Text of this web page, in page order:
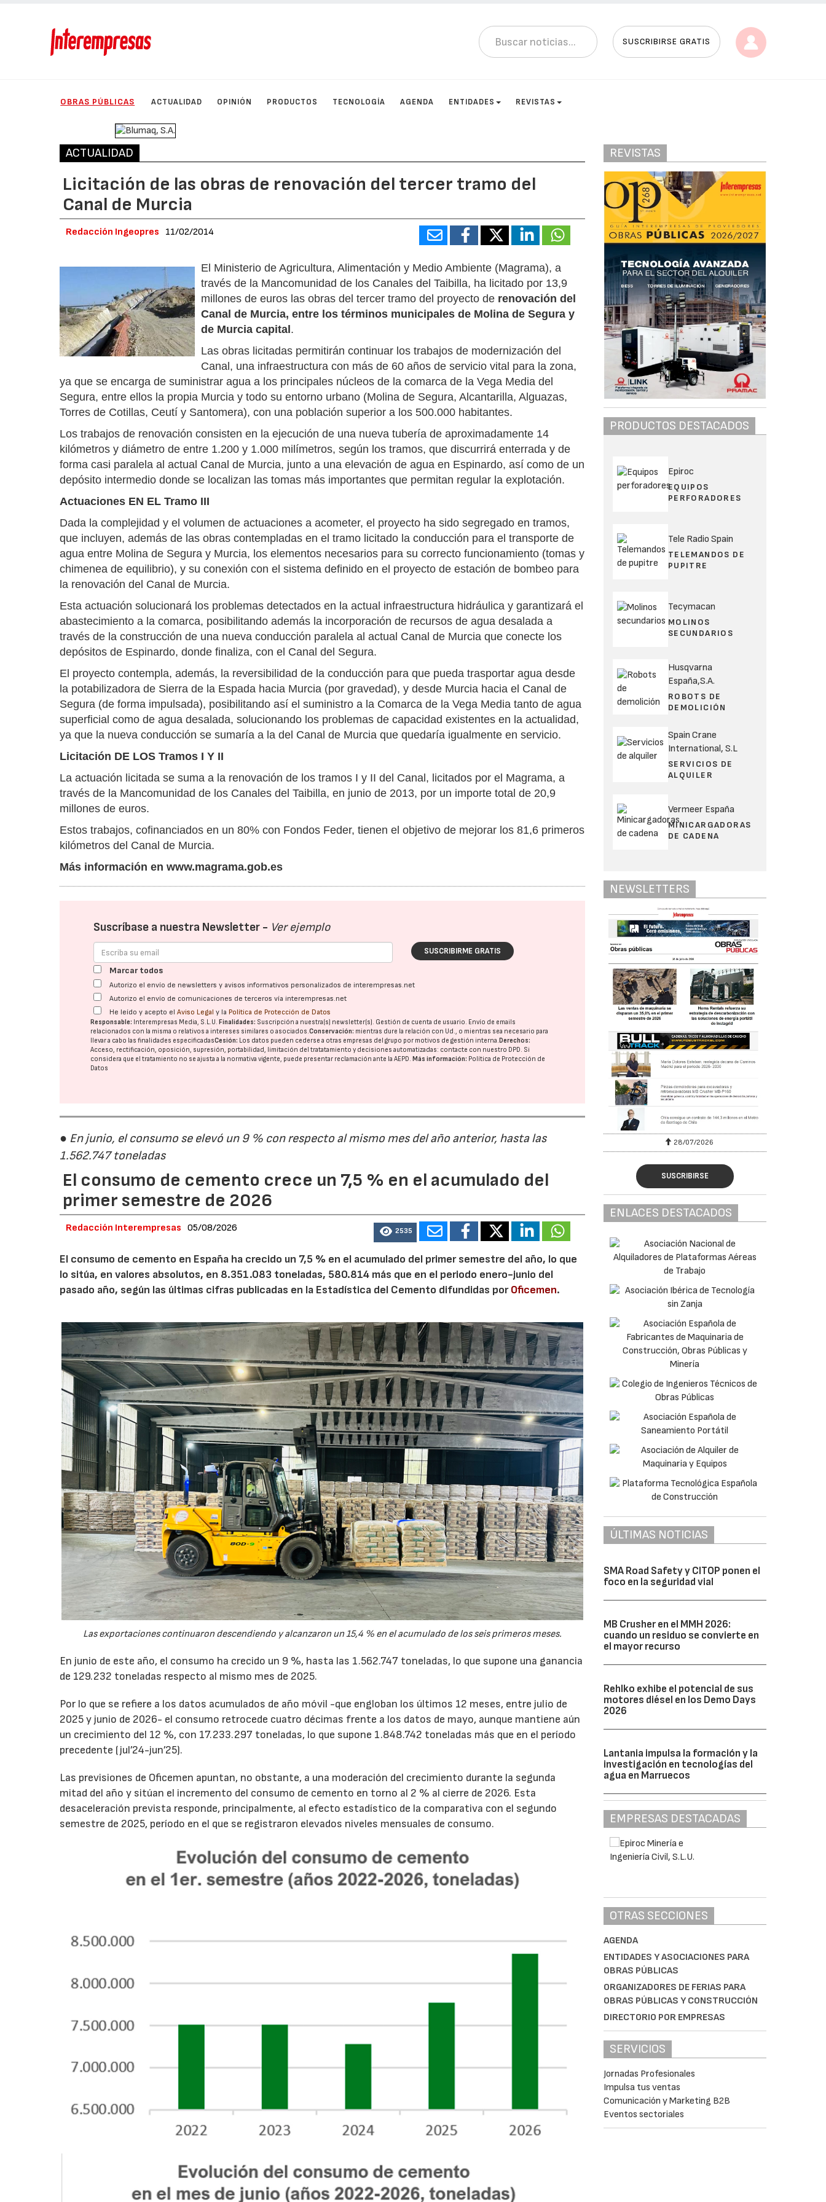
SUSCRIBIRSE GRATIS
OBRAS PÚBLICAS ACTUALIDAD OPINIÓN PRODUCTOS TECNOLOGÍA AGENDA ENTIDADES REVISTAS
ACTUALIDAD
Licitación de las obras de renovación del tercer tramo del
Canal de Murcia
Redacción Ingeopres 11/02/2014
El Ministerio de Agricultura, Alimentación y Medio Ambiente (Magrama), a
través de la Mancomunidad de los Canales del Taibilla, ha licitado por 13,9
millones de euros las obras del tercer tramo del proyecto de renovación del
Canal de Murcia, entre los términos municipales de Molina de Segura y
de Murcia capital .
Las obras licitadas permitirán continuar los trabajos de modernización del
Canal, una infraestructura con más de 60 años de servicio vital para la zona,
ya que se encarga de suministrar agua a los principales núcleos de la comarca de la Vega Media del
Segura, entre ellos la propia Murcia y todo su entorno urbano (Molina de Segura, Alcantarilla, Alguazas,
Torres de Cotillas, Ceutí y Santomera), con una población superior a los 500.000 habitantes.
Los trabajos de renovación consisten en la ejecución de una nueva tubería de aproximadamente 14
kilómetros y diámetro de entre 1.200 y 1.000 milímetros, según los tramos, que discurrirá enterrada y de
forma casi paralela al actual Canal de Murcia, junto a una elevación de agua en Espinardo, así como de un
depósito intermedio donde se localizan las tomas más importantes que permitan regular la explotación.
Actuaciones EN EL Tramo III
Dada la complejidad y el volumen de actuaciones a acometer, el proyecto ha sido segregado en tramos,
que incluyen, además de las obras contempladas en el tramo licitado la conducción para el transporte de
agua entre Molina de Segura y Murcia, los elementos necesarios para su correcto funcionamiento (tomas y
chimenea de equilibrio), y su conexión con el sistema definido en el proyecto de estación de bombeo para
la renovación del Canal de Murcia.
Esta actuación solucionará los problemas detectados en la actual infraestructura hidráulica y garantizará el
abastecimiento a la comarca, posibilitando además la incorporación de recursos de agua desalada a
través de la construcción de una nueva conducción paralela al actual Canal de Murcia que conecte los
depósitos de Espinardo, donde finaliza, con el Canal del Segura.
El proyecto contempla, además, la reversibilidad de la conducción para que pueda trasportar agua desde
la potabilizadora de Sierra de la Espada hacia Murcia (por gravedad), y desde Murcia hacia el Canal de
Segura (de forma impulsada), posibilitando así el suministro a la Comarca de la Vega Media tanto de agua
superficial como de agua desalada, solucionando los problemas de capacidad existentes en la actualidad,
ya que la nueva conducción se sumaría a la del Canal de Murcia que quedaría igualmente en servicio.
Licitación DE LOS Tramos I Y II
La actuación licitada se suma a la renovación de los tramos I y II del Canal, licitados por el Magrama, a
través de la Mancomunidad de los Canales del Taibilla, en junio de 2013, por un importe total de 20,9
millones de euros.
Estos trabajos, cofinanciados en un 80% con Fondos Feder, tienen el objetivo de mejorar los 81,6 primeros
kilómetros del Canal de Murcia.
Más información enwww.magrama.gob.es
Suscríbase a nuestra Newsletter - Ver ejemplo
SUSCRIBIRME GRATIS
Marcar todos
Autorizo el envío de newsletters y avisos informativos personalizados de interempresas.net
Autorizo el envío de comunicaciones de terceros vía interempresas.net
He leído y acepto elAviso Legal y la Política de Protección de Datos
Responsable: Interempresas Media, S.L.U. Finalidades: Suscripción a nuestra(s) newsletter(s). Gestión de cuenta de usuario. Envío de emails
relacionados con la misma o relativos a intereses similares o asociados.Conservación: mientras dure la relación con Ud., o mientras sea necesario para
llevar a cabo las finalidades especificadasCesión: Los datos pueden cederse a otras empresas del grupo por motivos de gestión interna. Derechos:
Acceso, rectificación, oposición, supresión, portabilidad, limitación del tratatamiento y decisiones automatizadas: contacte con nuestro DPD. Si
considera que el tratamiento no se ajusta a la normativa vigente, puede presentar reclamación ante laAEPD. Más información: Política de Protección de
Datos
● En junio, el consumo se elevó un 9 % con respecto al mismo mes del año anterior, hasta las
1.562.747 toneladas
El consumo de cemento crece un 7,5 % en el acumulado del
primer semestre de 2026
Redacción Interempresas 05/08/2026 2535
El consumo de cemento en España ha crecido un 7,5 % en el acumulado del primer semestre del año, lo que
lo sitúa, en valores absolutos, en 8.351.083 toneladas, 580.814 más que en el periodo enero-junio del
pasado año, según las últimas cifras publicadas en la Estadística del Cemento difundidas porOficemen.
Las exportaciones continuaron descendiendo y alcanzaron un 15,4 % en el acumulado de los seis primeros meses.
En junio de este año, el consumo ha crecido un 9 %, hasta las 1.562.747 toneladas, lo que supone una ganancia
de 129.232 toneladas respecto al mismo mes de 2025.
Por lo que se refiere a los datos acumulados de año móvil -que engloban los últimos 12 meses, entre julio de
2025 y junio de 2026- el consumo retrocede cuatro décimas frente a los datos de mayo, aunque mantiene aún
un crecimiento del 12 %, con 17.233.297 toneladas, lo que supone 1.848.742 toneladas más que en el período
precedente (jul’24-jun’25).
Las previsiones de Oficemen apuntan, no obstante, a una moderación del crecimiento durante la segunda
mitad del año y sitúan el incremento del consumo de cemento en torno al 2 % al cierre de 2026. Esta
desaceleración prevista responde, principalmente, al efecto estadístico de la comparativa con el segundo
semestre de 2025, período en el que se registraron elevados niveles mensuales de consumo.
REVISTAS
PRODUCTOS DESTACADOS
Epiroc
EQUIPOS
PERFORADORES
Tele Radio Spain
TELEMANDOS DE
PUPITRE
Tecymacan
MOLINOS
SECUNDARIOS
Husqvarna
España,S.A.
ROBOTS DE
DEMOLICIÓN
Spain Crane
International, S.L
SERVICIOS DE
ALQUILER
Vermeer España
MINICARGADORAS
DE CADENA
NEWSLETTERS
28/07/2026 30/07/2026 28/07/2026
SUSCRIBIRSE
ENLACES DESTACADOS
ÚLTIMAS NOTICIAS
SMA Road Safety y CITOP ponen el
foco en la seguridad vial
MB Crusher en el MMH 2026:
cuando un residuo se convierte en
el mayor recurso
Rehlko exhibe el potencial de sus
motores diésel en los Demo Days
2026
Lantania impulsa la formación y la
investigación en tecnologías del
agua en Marruecos
EMPRESAS DESTACADAS
OTRAS SECCIONES
AGENDA
ENTIDADES Y ASOCIACIONES PARA
OBRAS PÚBLICAS
ORGANIZADORES DE FERIAS PARA
OBRAS PÚBLICAS Y CONSTRUCCIÓN
DIRECTORIO POR EMPRESAS
SERVICIOS
Jornadas Profesionales
Impulsa tus ventas
Comunicación y Marketing B2B
Eventos sectoriales